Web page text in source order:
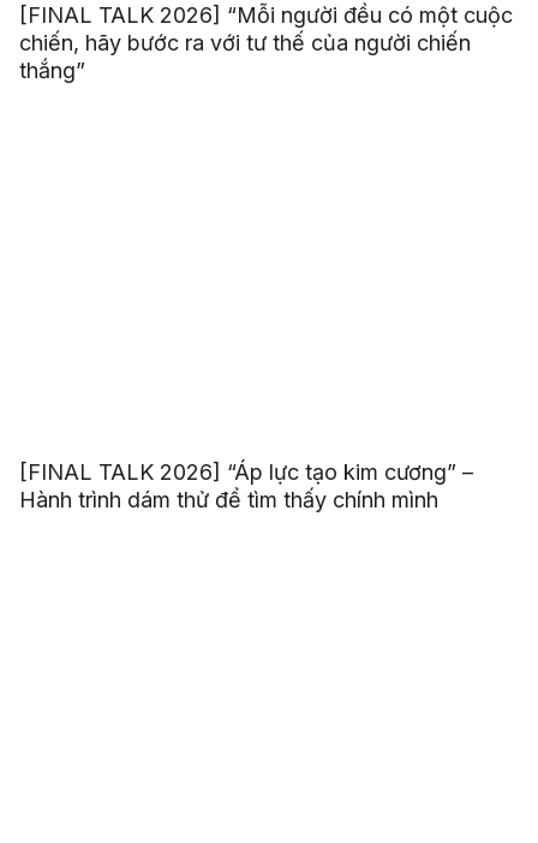
[FINAL TALK 2026] “Mỗi người đều có một cuộc
chiến, hãy bước ra với tư thế của người chiến
thắng”
[FINAL TALK 2026] “Áp lực tạo kim cương” –
Hành trình dám thử để tìm thấy chính mình